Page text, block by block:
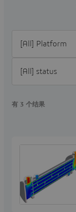
有 3 个结果